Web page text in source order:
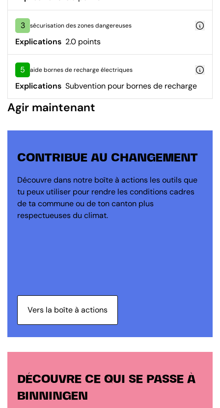
3 sécurisation des zones dangereuses
Explications 2.0 points
5 aide bornes de recharge électriques
Explications Subvention pour bornes de recharge
Agir maintenant
CONTRIBUE AU CHANGEMENT
Découvre dans notre boîte à actions les outils que
tu peux utiliser pour rendre les conditions cadres
de ta commune ou de ton canton plus
respectueuses du climat.
Vers la boîte à actions
DÉCOUVRE CE QUI SE PASSE À
BINNINGEN